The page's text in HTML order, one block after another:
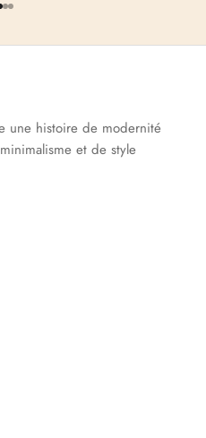
à l'élément 1
Aller à l'élément 2
Aller à l'élément 3
une histoire de modernité
et de style